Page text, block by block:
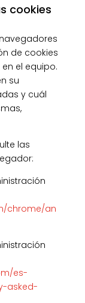
cookies
de cookies
el equipo.
su
y cuál
las
chrome/an
es-
asked-